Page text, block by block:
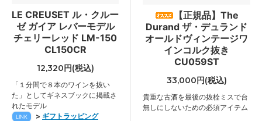
LE CREUSET ル・クルー
ゼ ガイア レバーモデル
チェリーレッド LM-150
CL150CR
12,320円(税込)
「１分間で８本のワインを抜い
た」としてギネスブックに掲載さ
れたモデル
LINK > ギフトラッピング
【正規品】The
Durand ザ・デュランド
オールドヴィンテージワ
インコルク抜き
CU059ST
33,000円(税込)
貴重な古酒を最後の抜栓ミスで台
無しにしないための必須アイテム